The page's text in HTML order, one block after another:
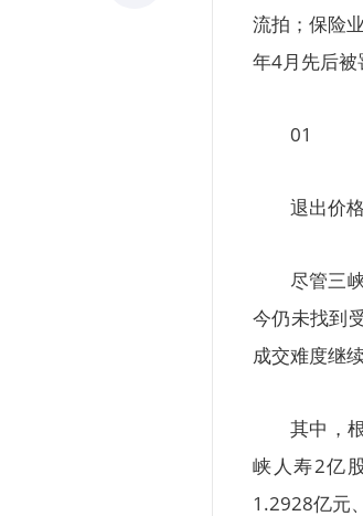
流拍；保险
年4月先后被
01
退出价
尽管三
今仍未找到
成交难度继续
其中，
峡人寿2亿
1.2928亿元